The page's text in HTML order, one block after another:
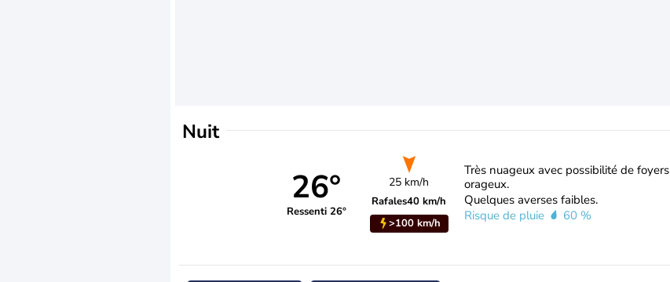
Nuit
26°
Ressenti 26°
25 km/h
Rafales40 km/h
>100 km/h
Très nuageux avec possibilité de foyers
orageux.
Quelques averses faibles.
Risque de pluie
60 %